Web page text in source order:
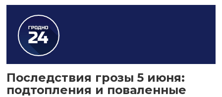
Последствия грозы 5 июня:
подтопления и поваленные